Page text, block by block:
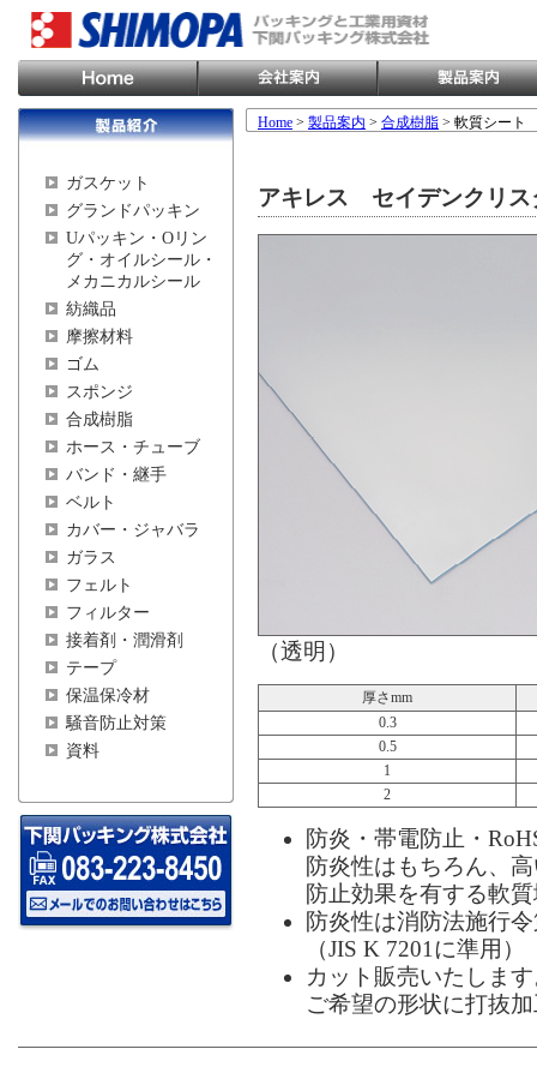
ガスケット
グランドパッキン
Uパッキン・Oリン
グ・オイルシール・
メカニカルシール
紡織品
摩擦材料
ゴム
スポンジ
合成樹脂
ホース・チューブ
バンド・継手
ベルト
カバー・ジャバラ
ガラス
フェルト
フィルター
接着剤・潤滑剤
テープ
保温保冷材
騒音防止対策
資料
Home > 製品案内 > 合成樹脂 > 軟質シート
アキレス セイデンクリス
（透明）
厚さmm
0.3
0.5
1
2
防炎・帯電防止・
防炎性はもちろん、
防止効果を有する軟
防炎性は消防法施行
（JIS K 7201に準用）
カット販売いたしま
ご希望の形状に打抜